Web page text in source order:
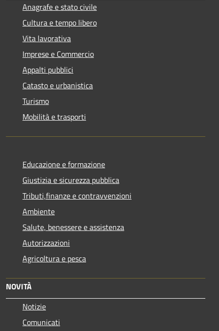
Anagrafe e stato civile
Cultura e tempo libero
Vita lavorativa
Imprese e Commercio
Appalti pubblici
Catasto e urbanistica
Turismo
Mobilità e trasporti
Educazione e formazione
Giustizia e sicurezza pubblica
Tributi,finanze e contravvenzioni
Ambiente
Salute, benessere e assistenza
Autorizzazioni
Agricoltura e pesca
NOVITÀ
Notizie
Comunicati